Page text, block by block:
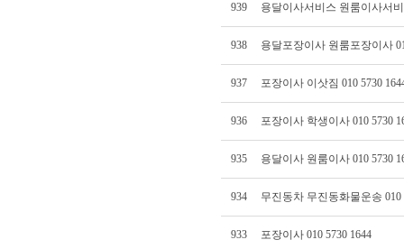
939 용달이사서비스 원룸이사서비
938 용달포장이사 원룸포장이사
937 포장이사 이삿짐 010 5730
936 포장이사 학생이사 010 5730
935 용달이사 원룸이사 010 5730
934 무진동차 무진동화물운송 010
933 포장이사 010 5730 1644